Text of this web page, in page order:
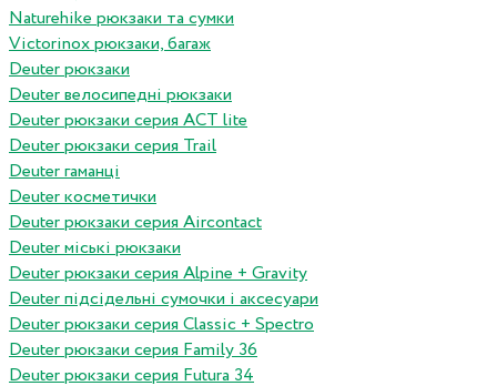
Naturehike рюкзаки та сумки
Victorinox рюкзаки, багаж
Deuter рюкзаки
Deuter велосипедні рюкзаки
Deuter рюкзаки серия ACT lite
Deuter рюкзаки серия Trail
Deuter гаманці
Deuter косметички
Deuter рюкзаки серия Aircontact
Deuter міські рюкзаки
Deuter рюкзаки серия Alpine + Gravity
Deuter підсідельні сумочки і аксесуари
Deuter рюкзаки серия Classic + Spectro
Deuter рюкзаки серия Family 36
Deuter рюкзаки серия Futura 34